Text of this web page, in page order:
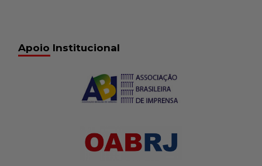
Apoio Institucional